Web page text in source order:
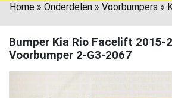
Home » Onderdelen » Voorbumpers »
Bumper Kia Rio Facelift 2015-
Voorbumper 2-G3-2067